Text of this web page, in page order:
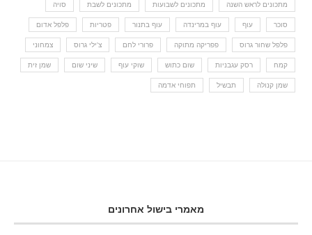
מתכונים לראש השנה מתכונים לשבועות מתכונים לשבת סויה
סוכר עוף עוף במרינדה עוף בתנור פטריות פלפל אדום
פלפל שחור גרוס פפריקה מתוקה פרורי לחם צ'ילי גרוס צמחוני
קמח רסק עגבניות שום כתוש שוקי עוף שיני שום שמן זית
שמן קנולה תבשיל תפוחי אדמה
מאמרי בישול אחרונים